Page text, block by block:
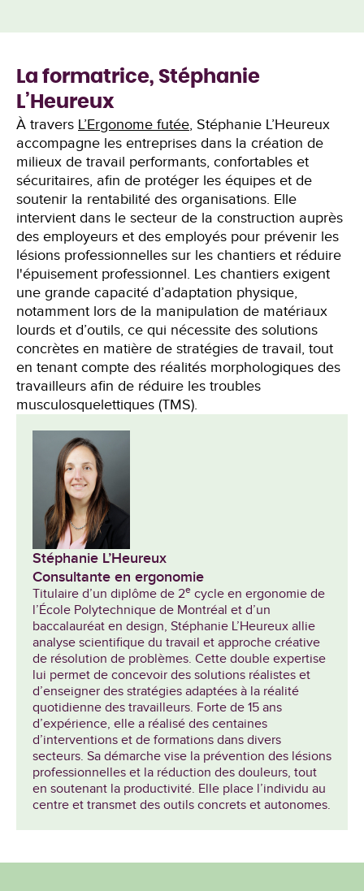
La formatrice, Stéphanie
L’Heureux
À travers L’Ergonome futée, Stéphanie L’Heureux
accompagne les entreprises dans la création de
milieux de travail performants, confortables et
sécuritaires, afin de protéger les équipes et de
soutenir la rentabilité des organisations. Elle
intervient dans le secteur de la construction auprès
des employeurs et des employés pour prévenir les
lésions professionnelles sur les chantiers et réduire
l'épuisement professionnel. Les chantiers exigent
une grande capacité d’adaptation physique,
notamment lors de la manipulation de matériaux
lourds et d’outils, ce qui nécessite des solutions
concrètes en matière de stratégies de travail, tout
en tenant compte des réalités morphologiques des
travailleurs afin de réduire les troubles
musculosquelettiques (TMS).
Stéphanie L’Heureux
Consultante en ergonomie
Titulaire d’un diplôme de 2e cycle en ergonomie de
l’École Polytechnique de Montréal et d’un
baccalauréat en design, Stéphanie L’Heureux allie
analyse scientifique du travail et approche créative
de résolution de problèmes. Cette double expertise
lui permet de concevoir des solutions réalistes et
d’enseigner des stratégies adaptées à la réalité
quotidienne des travailleurs. Forte de 15 ans
d’expérience, elle a réalisé des centaines
d’interventions et de formations dans divers
secteurs. Sa démarche vise la prévention des lésions
professionnelles et la réduction des douleurs, tout
en soutenant la productivité. Elle place l’individu au
centre et transmet des outils concrets et autonomes.